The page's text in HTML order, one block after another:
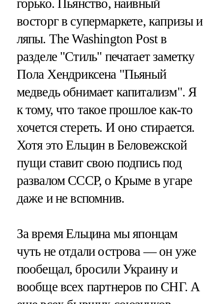
горько. Пьянство, наивный
восторг в супермаркете, капризы и
ляпы. The Washington Post в
разделе "Стиль" печатает заметку
Пола Хендриксена "Пьяный
медведь обнимает капитализм". Я
к тому, что такое прошлое как-то
хочется стереть. И оно стирается.
Хотя это Ельцин в Беловежской
пущи ставит свою подпись под
развалом СССР, о Крыме в угаре
даже и не вспомнив.
За время Ельцина мы японцам
чуть не отдали острова — он уже
пообещал, бросили Украину и
вообще всех партнеров по СНГ. А